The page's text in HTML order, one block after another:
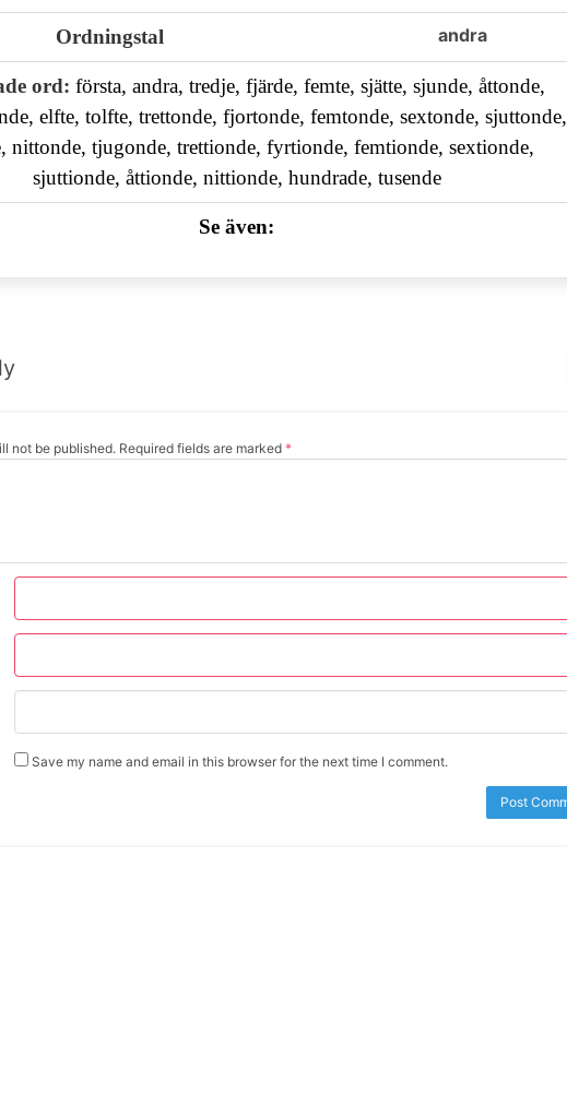
Ordningstal andra
ord: första, andra, tredje, fjärde, femte, sjätte, sjunde, åttonde,
elfte, tolfte, trettonde, fjortonde, femtonde, sextonde, sjuttonde,
nittonde, tjugonde, trettionde, fyrtionde, femtionde, sextionde,
sjuttionde, åttionde, nittionde, hundrade, tusende
Se även:
not be published. Required fields are marked *
Save my name and email in this browser for the next time I comment.